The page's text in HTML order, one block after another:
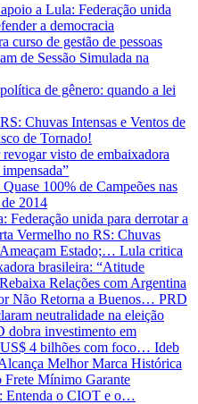
a Lula: Federação unida
a democracia
curso de gestão de pessoas
de Sessão Simulada na
de gênero: quando a lei
Chuvas Intensas e Ventos de
de Tornado!
visto de embaixadora
100% de Campeões nas
2014
unida para derrotar a
Vermelho no RS: Chuvas
Estado;… Lula critica
brasileira: “Atitude
Relações com Argentina
Não Retorna a Buenos… PRD
neutralidade na eleição
dobra investimento em
US$ 4 bilhões com foco… Ideb
Melhor Marca Histórica
Frete Mínimo Garante
Entenda o CIOT e o…